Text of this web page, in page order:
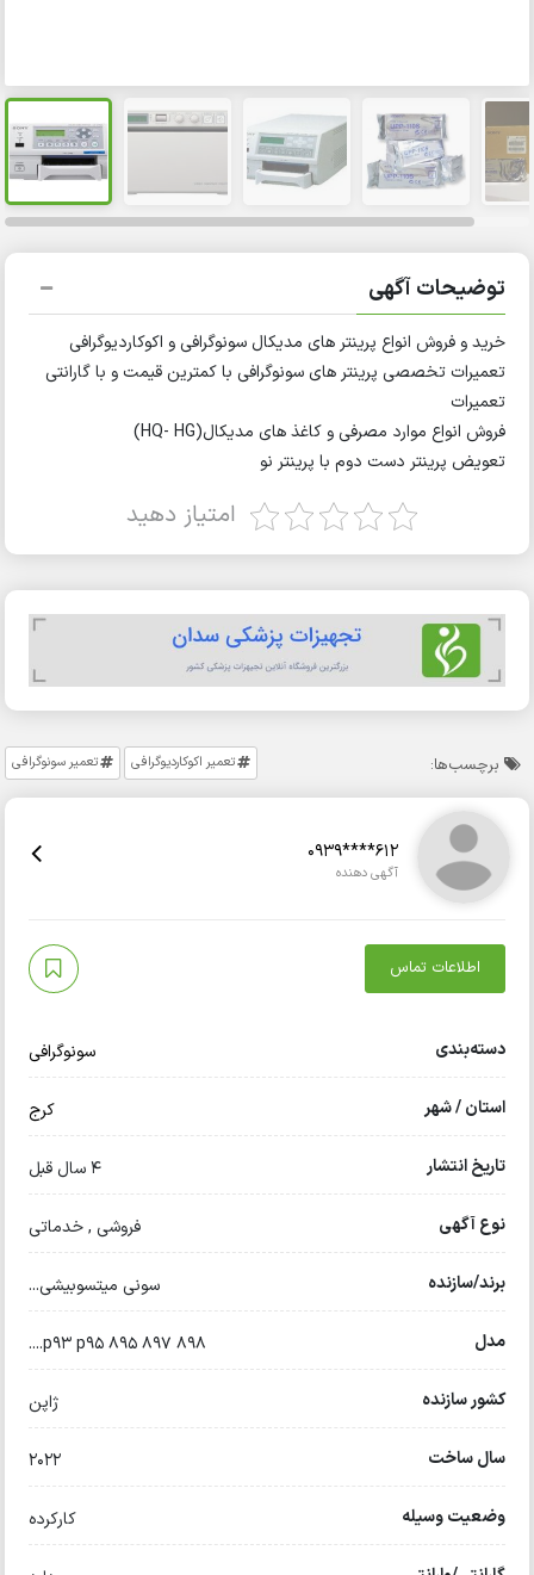
توضیحات آگهی
خرید و فروش انواع پرینتر های مدیکال سونوگرافی و اکوکاردیوگرافی
تعمیرات تخصصی پرینتر های سونوگرافی با کمترین قیمت و با گارانتی
تعمیرات
فروش انواع موارد مصرفی و کاغذ های مدیکال(HQ- HG)
تعویض پرینتر دست دوم با پرینتر نو
امتیاز دهید
برچسب‌ها: تعمیر اکوکاردیوگرافی تعمیر سونوگرافی
0939****612
آگهی دهنده
اطلاعات تماس
دسته‌بندی سونوگرافی
استان / شهر کرج
تاریخ انتشار 4 سال قبل
نوع آگهی فروشی , خدماتی
برند/سازنده سونی میتسوبیشی...
مدل 898 897 895 p93 p95....
کشور سازنده ژاپن
سال ساخت 2022
وضعیت وسیله کارکرده